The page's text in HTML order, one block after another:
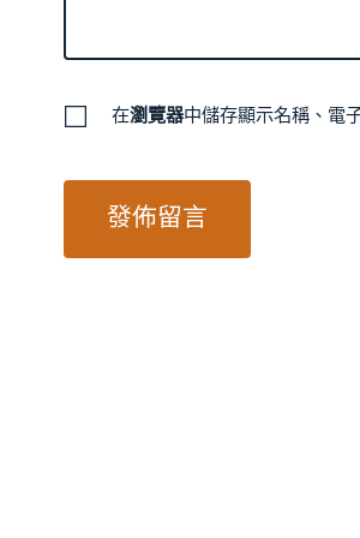
在瀏覽器中儲存顯示名稱、電